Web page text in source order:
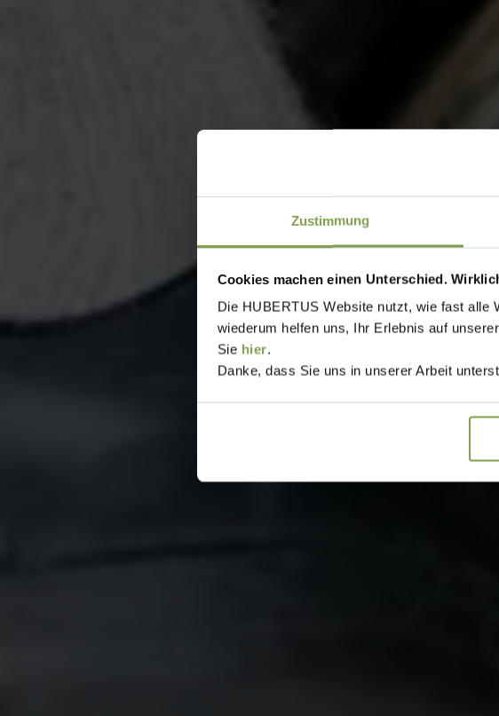
Zustimmung
Cookies machen einen Unterschied.
Die HUBERTUS Website nutzt, wie fast alle
wiederum helfen uns, Ihr Erlebnis auf
Sie hier.
Danke, dass Sie uns in unserer Arbeit